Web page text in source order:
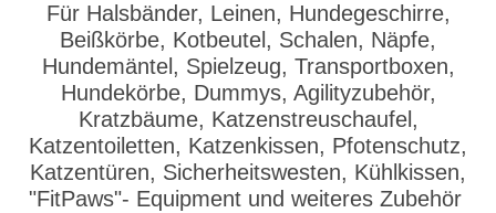
Für Halsbänder, Leinen, Hundegeschirre,
Beißkörbe, Kotbeutel, Schalen, Näpfe,
Hundemäntel, Spielzeug, Transportboxen,
Hundekörbe, Dummys, Agilityzubehör,
Kratzbäume, Katzenstreuschaufel,
Katzentoiletten, Katzenkissen, Pfotenschutz,
Katzentüren, Sicherheitswesten, Kühlkissen,
"FitPaws"- Equipment und weiteres Zubehör